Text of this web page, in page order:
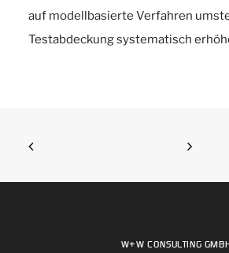
auf modellbasierte Verfahren
Testabdeckung systematisch
W+W CONSULTING